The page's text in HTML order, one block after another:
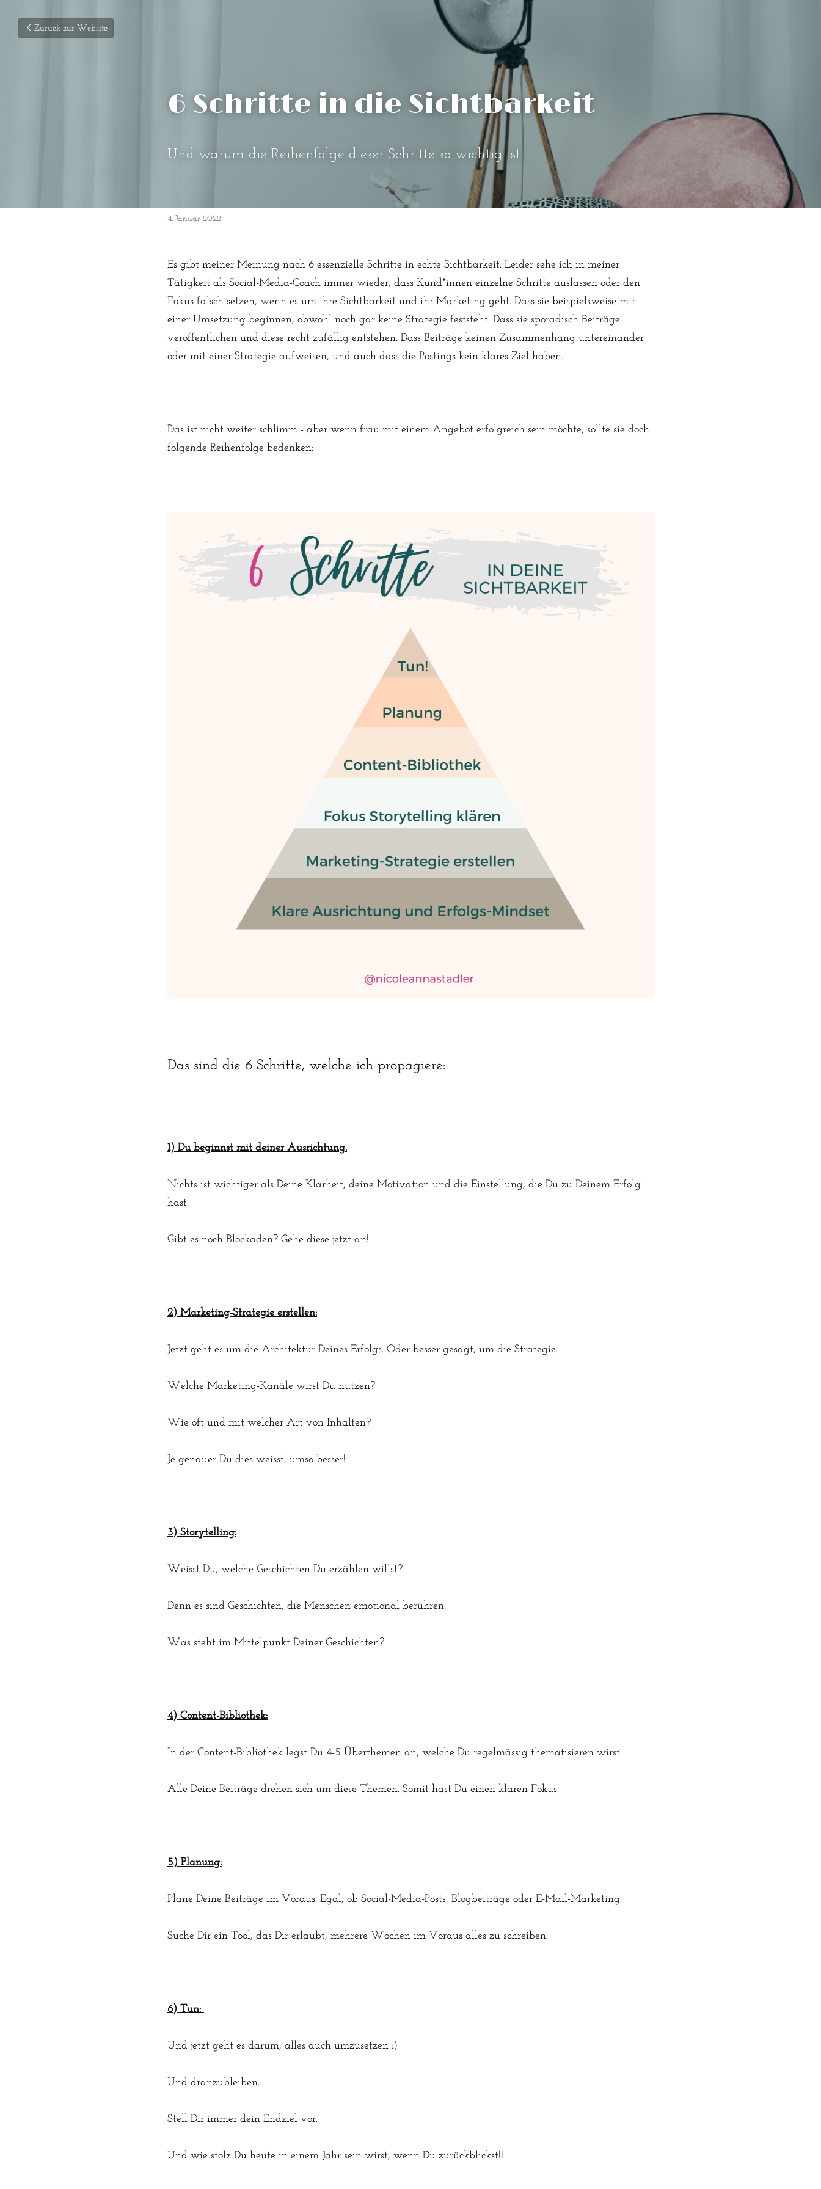
Zurück zur Website
6 Schritte in die Sichtbarkeit
Und warum die Reihenfolge dieser Schritte so wichtig ist!
4. Januar 2022
Es gibt meiner Meinung nach 6 essenzielle Schritte in echte Sichtbarkeit. Leider sehe ich in meiner
Tätigkeit als Social-Media-Coach immer wieder, dass Kund*innen einzelne Schritte auslassen oder den
Fokus falsch setzen, wenn es um ihre Sichtbarkeit und ihr Marketing geht. Dass sie beispielsweise mit
einer Umsetzung beginnen, obwohl noch gar keine Strategie feststeht. Dass sie sporadisch Beiträge
veröffentlichen und diese recht zufällig entstehen. Dass Beiträge keinen Zusammenhang untereinander
oder mit einer Strategie aufweisen, und auch dass die Postings kein klares Ziel haben.
Das ist nicht weiter schlimm - aber wenn frau mit einem Angebot erfolgreich sein möchte, sollte sie doch
folgende Reihenfolge bedenken:
Das sind die 6 Schritte, welche ich propagiere:
1) Du beginnst mit deiner Ausrichtung.
Nichts ist wichtiger als Deine Klarheit, deine Motivation und die Einstellung, die Du zu Deinem Erfolg
hast.
Gibt es noch Blockaden? Gehe diese jetzt an!
2) Marketing-Strategie erstellen:
Jetzt geht es um die Architektur Deines Erfolgs. Oder besser gesagt, um die Strategie.
Welche Marketing-Kanäle wirst Du nutzen?
Wie oft und mit welcher Art von Inhalten?
Je genauer Du dies weisst, umso besser!
3) Storytelling:
Weisst Du, welche Geschichten Du erzählen willst?
Denn es sind Geschichten, die Menschen emotional berühren.
Was steht im Mittelpunkt Deiner Geschichten?
4) Content-Bibliothek:
In der Content-Bibliothek legst Du 4-5 Überthemen an, welche Du regelmässig thematisieren wirst.
Alle Deine Beiträge drehen sich um diese Themen. Somit hast Du einen klaren Fokus.
5) Planung:
Plane Deine Beiträge im Voraus. Egal, ob Social-Media-Posts, Blogbeiträge oder E-Mail-Marketing.
Suche Dir ein Tool, das Dir erlaubt, mehrere Wochen im Voraus alles zu schreiben.
6) Tun:
Und jetzt geht es darum, alles auch umzusetzen :)
Und dranzubleiben.
Stell Dir immer dein Endziel vor.
Und wie stolz Du heute in einem Jahr sein wirst, wenn Du zurückblickst!!